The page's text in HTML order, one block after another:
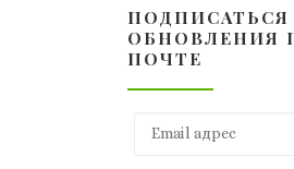
ПОДПИСАТЬСЯ
ОБНОВЛЕНИЯ
ПОЧТЕ